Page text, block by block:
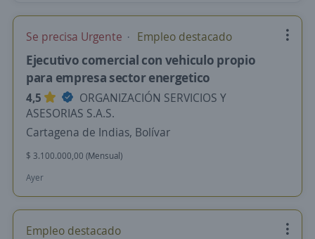
Se precisa Urgente Empleo destacado
Ejecutivo comercial con vehiculo propio
para empresa sector energetico
4,5
ORGANIZACIÓN SERVICIOS Y
ASESORIAS S.A.S.
Cartagena de Indias, Bolívar
$ 3.100.000,00 (Mensual)
Ayer
Empleo destacado